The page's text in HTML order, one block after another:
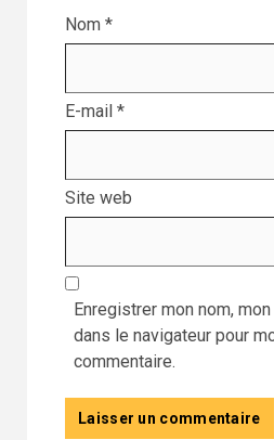
Nom *
E-mail *
Site web
Enregistrer mon nom,
dans le navigateur pour
commentaire.